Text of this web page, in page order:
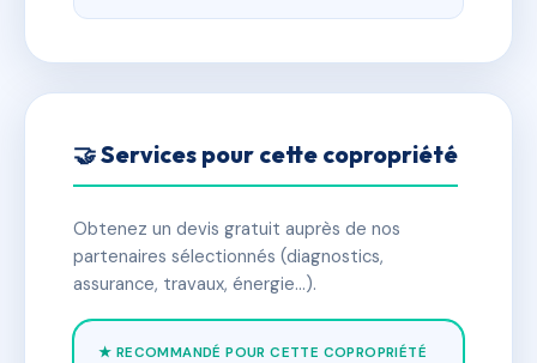
🤝 Services pour cette copropriété
Obtenez un devis gratuit auprès de nos
partenaires sélectionnés (diagnostics,
assurance, travaux, énergie…).
★ RECOMMANDÉ POUR CETTE COPROPRIÉTÉ